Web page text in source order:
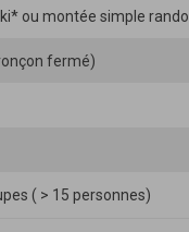
ou montée simple rando
fermé)
( > 15 personnes)